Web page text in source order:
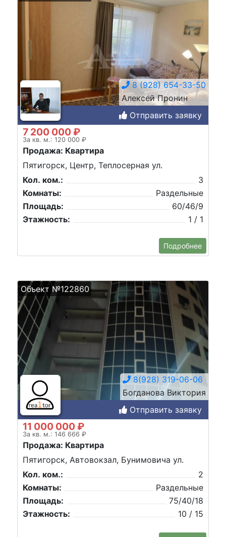
8 (928) 654-33-50
Алексей Пронин
Отправить заявку
7 200 000 ₽
За кв. м.: 120 000 ₽
Продажа: Квартира
Пятигорск, Центр, Теплосерная ул.
Кол. ком.:
3
Комнаты:
Раздельные
Площадь:
60/46/9
Этажность:
1 / 1
Подробнее
Объект №122860
8(928) 319-06-06
Богданова Виктория
Отправить заявку
11 000 000 ₽
За кв. м.: 146 666 ₽
Продажа: Квартира
Пятигорск, Автовокзал, Бунимовича ул.
Кол. ком.:
2
Комнаты:
Раздельные
Площадь:
75/40/18
Этажность:
10 / 15